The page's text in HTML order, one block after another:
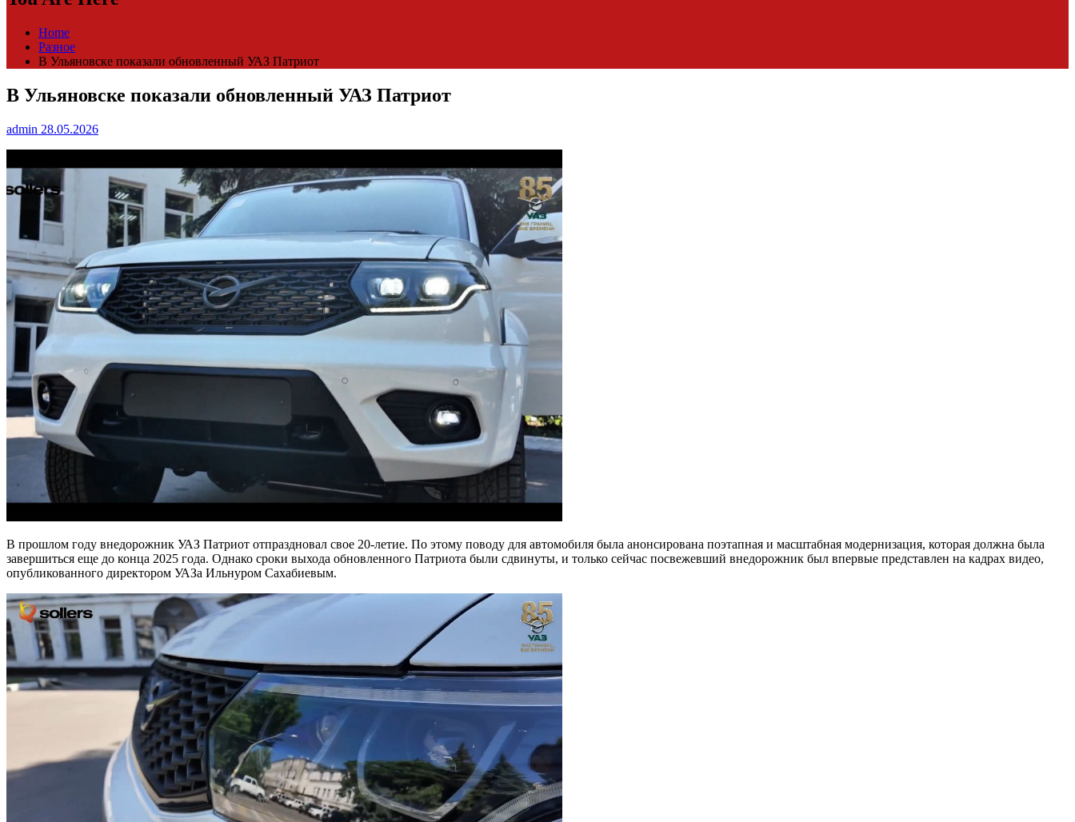
Home
Разное
В Ульяновске показали обновленный УАЗ Патриот
В Ульяновске показали обновленный УАЗ Патриот
admin 28.05.2026
В прошлом году внедорожник УАЗ Патриот отпраздновал свое 20-летие. По этому поводу для автомобиля была анонсирована поэтапная и масштабная модернизация, которая должна была
завершиться еще до конца 2025 года. Однако сроки выхода обновленного Патриота были сдвинуты, и только сейчас посвежевший внедорожник был впервые представлен на кадрах видео,
опубликованного директором УАЗа Ильнуром Сахабиевым.